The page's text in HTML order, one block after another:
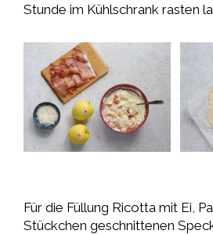
Stunde im Kühlschrank rasten
Für die Füllung Ricotta mit Ei,
Stückchen geschnittenen